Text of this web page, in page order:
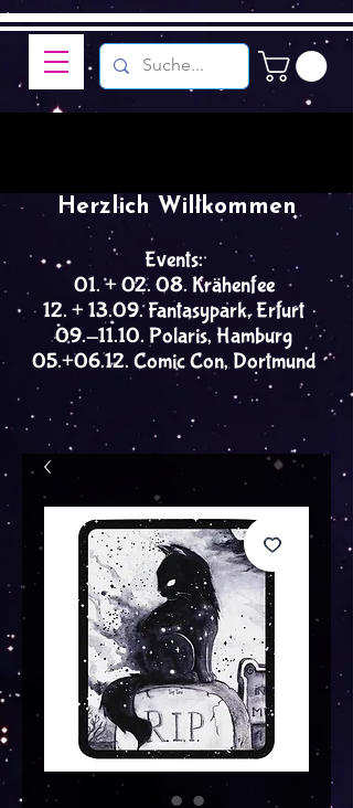
Events:
01. + 02. 08. Krähenfee
12. + 13.09. Fantasypark, Erfurt
09.-11.10. Polaris, Hamburg
05.+06.12. Comic Con, Dortmund
Herzlich Willkommen